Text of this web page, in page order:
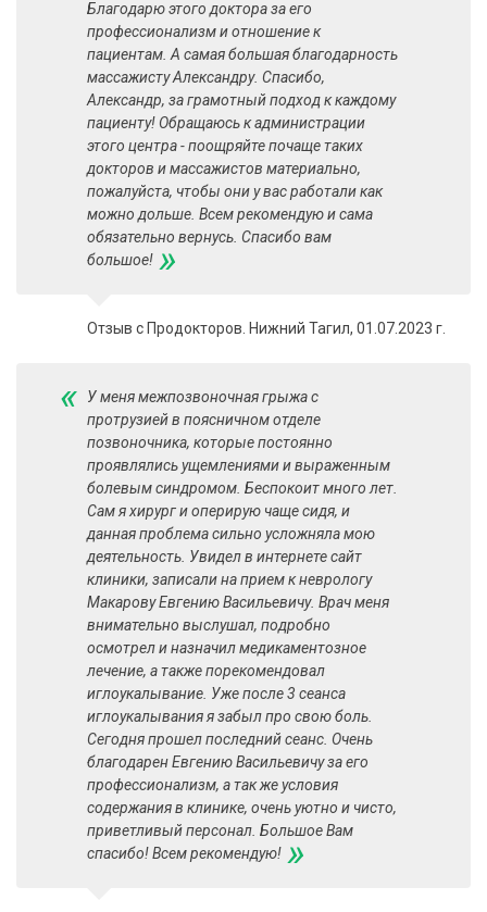
Благодарю этого доктора за его
профессионализм и отношение к
пациентам. А самая большая благодарность
массажисту Александру. Спасибо,
Александр, за грамотный подход к каждому
пациенту! Обращаюсь к администрации
этого центра - поощряйте почаще таких
докторов и массажистов материально,
пожалуйста, чтобы они у вас работали как
можно дольше. Всем рекомендую и сама
обязательно вернусь. Спасибо вам
большое! »
Отзыв с Продокторов. Нижний Тагил, 01.07.2023 г.
«
У меня межпозвоночная грыжа с
протрузией в поясничном отделе
позвоночника, которые постоянно
проявлялись ущемлениями и выраженным
болевым синдромом. Беспокоит много лет.
Сам я хирург и оперирую чаще сидя, и
данная проблема сильно усложняла мою
деятельность. Увидел в интернете сайт
клиники, записали на прием к неврологу
Макарову Евгению Васильевичу. Врач меня
внимательно выслушал, подробно
осмотрел и назначил медикаментозное
лечение, а также порекомендовал
иглоукалывание. Уже после 3 сеанса
иглоукалывания я забыл про свою боль.
Сегодня прошел последний сеанс. Очень
благодарен Евгению Васильевичу за его
профессионализм, а так же условия
содержания в клинике, очень уютно и чисто,
приветливый персонал. Большое Вам
спасибо! Всем рекомендую! »